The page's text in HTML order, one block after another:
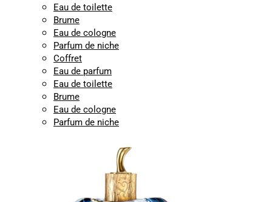
Eau de toilette
Brume
Eau de cologne
Parfum de niche
Coffret
Eau de parfum
Eau de toilette
Brume
Eau de cologne
Parfum de niche